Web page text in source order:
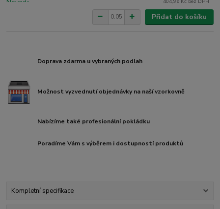
Přidat do košíku
Doprava zdarma u vybraných podlah
Možnost vyzvednutí objednávky na naší vzorkovně
Nabízíme také profesionální pokládku
Poradíme Vám s výběrem i dostupností produktů
Kompletní specifikace